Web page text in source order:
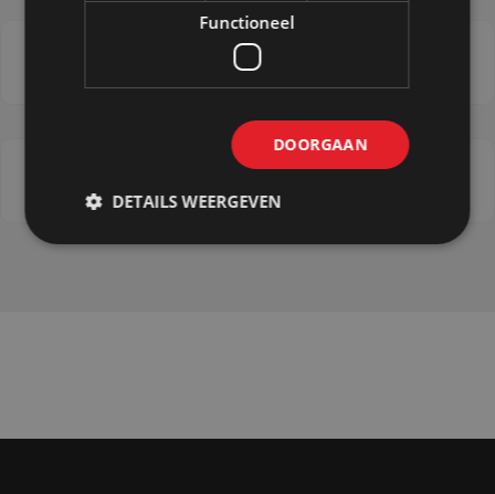
Expositiewanden
Expopillar
Functioneel
DOORGAAN
DETAILS WEERGEVEN